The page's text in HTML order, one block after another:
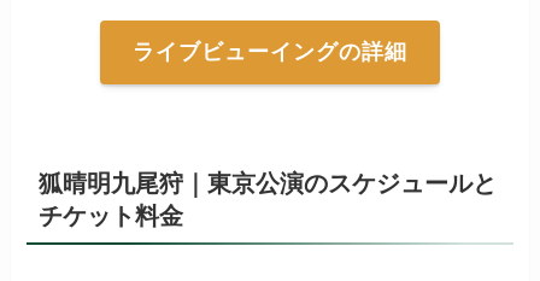
ライブビューイングの詳細
狐晴明九尾狩｜東京公演のスケジュールと
チケット料金